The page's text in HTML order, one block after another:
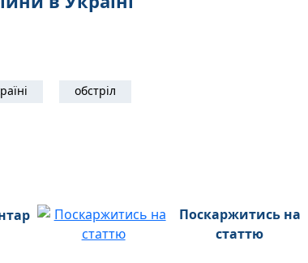
обстріл
Поскаржитись на
статтю